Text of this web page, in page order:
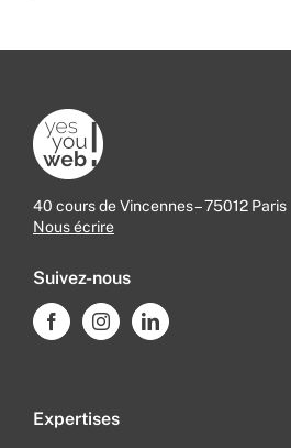
40 cours de Vincennes – 75012 Paris
Nous écrire
Suivez-nous
Expertises